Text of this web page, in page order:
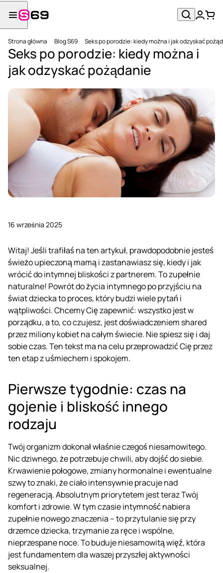
Strona główna Blog S69 Seks po porodzie: kiedy można i jak odzyskać
Seks po porodzie: kiedy można i
jak odzyskać pożądanie
16 września 2025
Witaj! Jeśli trafiłaś na ten artykuł, prawdopodobnie jesteś
świeżo upieczoną mamą i zastanawiasz się, kiedy i jak
wrócić do intymnej bliskości z partnerem. To zupełnie
naturalne! Powrót do życia intymnego po przyjściu na
świat dziecka to proces, który budzi wiele pytań i
wątpliwości. Chcemy Cię zapewnić: wszystko jest w
porządku, a to, co czujesz, jest doświadczeniem shared
przez miliony kobiet na całym świecie. Nie spiesz się i daj
sobie czas. Ten tekst ma na celu przeprowadzić Cię przez
ten etap z uśmiechem i spokojem.
Pierwsze tygodnie: czas na
gojenie i bliskość innego
rodzaju
Twój organizm dokonał właśnie czegoś niesamowitego.
Nic dziwnego, że potrzebuje chwili, aby dojść do siebie.
Krwawienie połogowe, zmiany hormonalne i ewentualne
szwy to znaki, że ciało intensywnie pracuje nad
regeneracją. Absolutnym priorytetem jest teraz Twój
komfort i zdrowie. W tym czasie intymność nabiera
zupełnie nowego znaczenia – to przytulanie się przy
drzemce dziecka, trzymanie za ręce i wspólne,
nieprzespane noce. To buduje niesamowitą więź, która
jest fundamentem dla waszej przyszłej aktywności
seksualnej.